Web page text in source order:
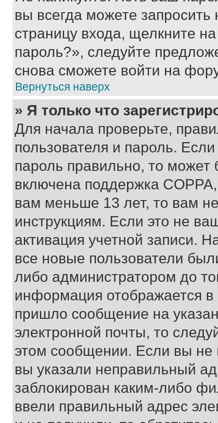
вы всегда можете
страницу входа, щелкните
пароль?», следуйте
снова сможете войти на
Вернуться наверх
» Я только что
Для начала проверьте,
пользователя и пароль.
пароль правильно, то может
включена поддержка
вам меньше 13 лет, то вам
инструкциям. Если это не
активация учетной записи.
все новые пользователи
либо администратором до
информация отображается
пришло сообщение на
электронной почты, то
этом сообщении. Если вы
вы указали неправильный
заблокирован каким-либо
ввели правильный адрес